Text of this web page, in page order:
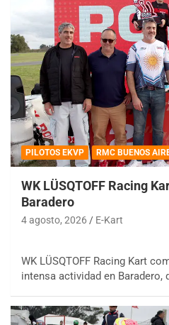
PILOTOS EKVP RMC BUENOS
WK LÜSQTOFF Racing
Baradero
4 agosto, 2026 E-Kart
WK LÜSQTOFF Racing Kart
intensa actividad en Baradero,